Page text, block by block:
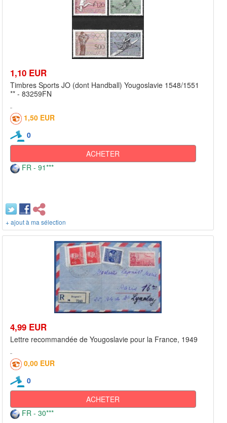
1,10 EUR
Timbres Sports JO (dont Handball) Yougoslavie 1548/1551
** - 83259FN
1,50 EUR
0
ACHETER
FR - 91***
+ ajout à ma sélection
4,99 EUR
Lettre recommandée de Yougoslavie pour la France, 1949
0,00 EUR
0
ACHETER
FR - 30***